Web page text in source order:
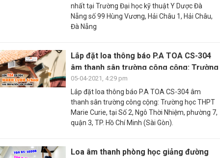
nhất tại Trường Đại học kỹ thuật Y Dược Đà
Nẵng số 99 Hùng Vương, Hải Châu 1, Hải Châu,
Đà Nẵng
Lắp đặt loa thông báo P.A TOA CS-304
âm thanh sân trường công cộng: Trường
học ...
05-04-2021, 4:29 pm
Lắp đặt loa thông báo P.A TOA CS-304 âm
thanh sân trường công cộng: Trường học THPT
Marie Curie, tại Số 2, Ngô Thời Nhiệm, phường 7,
quận 3, TP. Hồ Chí Minh (Sài Gòn).
Loa âm thanh phòng học giảng đường